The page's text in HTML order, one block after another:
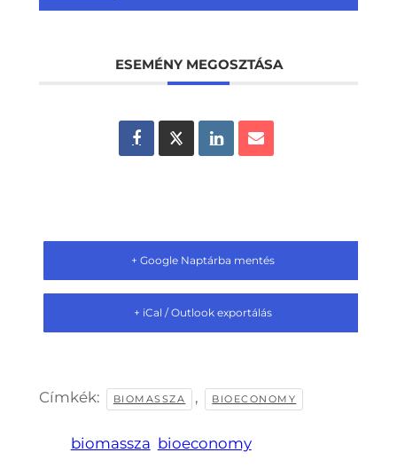
ESEMÉNY MEGOSZTÁSA
+ Google Naptárba mentés
+ iCal / Outlook exportálás
Címkék: BIOMASSZA , BIOECONOMY
biomassza bioeconomy